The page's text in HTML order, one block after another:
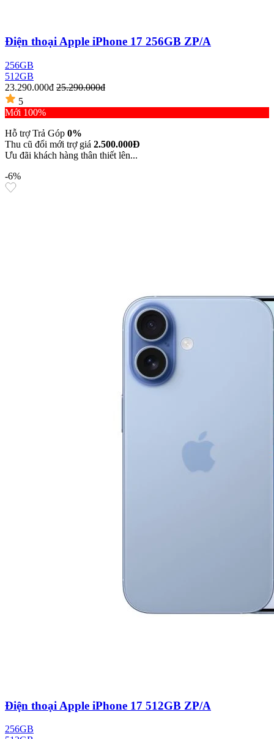
Điện thoại Apple iPhone 17 256GB ZP/A
256GB
512GB
23.290.000đ 25.290.000đ
5
Mới 100%
Hỗ trợ Trả Góp 0%
Thu cũ đổi mới trợ giá 2.500.000Đ
Ưu đãi khách hàng thân thiết lên...
-6%
Điện thoại Apple iPhone 17 512GB ZP/A
256GB